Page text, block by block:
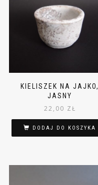
KIELISZEK NA JAJKO,
JASNY
22,00 ZŁ
DODAJ DO KOSZYKA